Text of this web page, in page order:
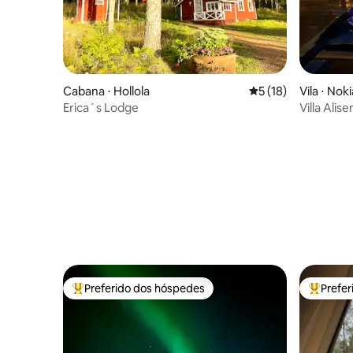
Cabana ⋅ Hollola 5 de uma
5 (18)
Erica´s Lodge
Vila ⋅
Villa
Entre os melhores preferidos dos hóspedes
Preferido dos hóspedes Entre